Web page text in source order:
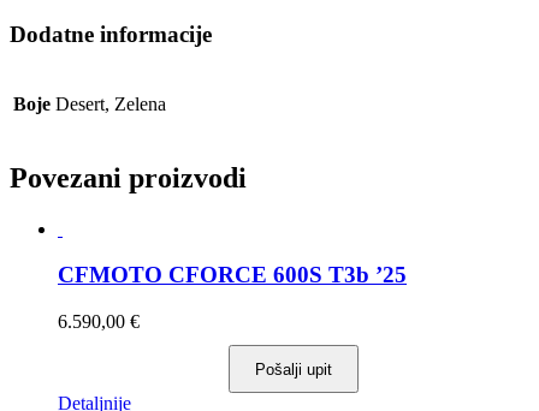
Dodatne informacije
Boje Desert, Zelena
Povezani proizvodi
CFMOTO CFORCE 600S T3b ’25
6.590,00 €
Pošalji upit
Ovaj
Detaljnije